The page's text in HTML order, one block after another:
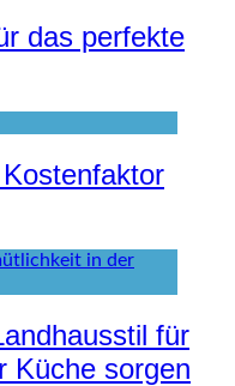
das perfekte
für
Küche sorgen